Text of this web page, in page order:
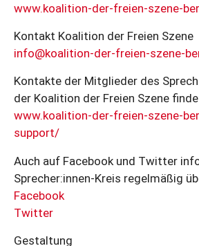
www.koalition-der-freien-szene-
Kontakt Koalition der Freien Szene
info@koalition-der-freien-szene-
Kontakte der Mitglieder des
der Koalition der Freien Szene
www.koalition-der-freien-szene-
support/
Auch auf Facebook und Twitter
Sprecher:innen-Kreis regelmäßig
Facebook
Twitter
Gestaltung